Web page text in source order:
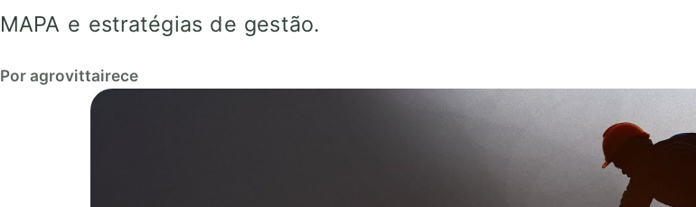
MAPA e estratégias de gestão.
Por agrovittairece